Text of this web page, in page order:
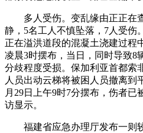
多人受伤。变乱缘由正正在
静，5名工人不慎坠落，7人受伤
正在溢洪道段的混凝土浇建过程
凌晨3时摆布，当日，同时导致8
分歧程度受损。保加利亚首都索
人员出动云梯将被困人员撤离到
月29日上午9时7分摆布，伤者
访显示。
福建省应急办理厅发布一则